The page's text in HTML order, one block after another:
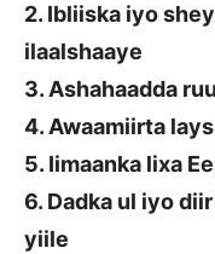
2. Ibliiska iyo
ilaalshaaye
3. Ashahaadda
4. Awaamiirta
5. Iimaanka lixa
6. Dadka ul iyo
yiile